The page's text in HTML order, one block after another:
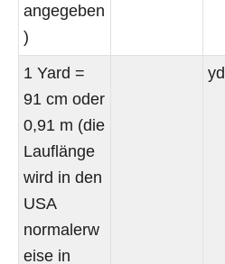
angegeben
)
1 Yard =
91 cm oder
0,91 m (die
Lauflänge
wird in den
USA
normalerw
eise in
yd